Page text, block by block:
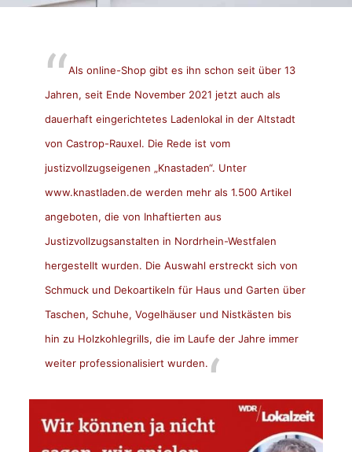
Als online-Shop gibt es ihn schon seit über 13
Jahren, seit Ende November 2021 jetzt auch als
dauerhaft eingerichtetes Ladenlokal in der Altstadt
von Castrop-Rauxel. Die Rede ist vom
justizvollzugseigenen „Knastaden“. Unter
www.knastladen.de werden mehr als 1.500 Artikel
angeboten, die von Inhaftierten aus
Justizvollzugsanstalten in Nordrhein-Westfalen
hergestellt wurden. Die Auswahl erstreckt sich von
Schmuck und Dekoartikeln für Haus und Garten über
Taschen, Schuhe, Vogelhäuser und Nistkästen bis
hin zu Holzkohlegrills, die im Laufe der Jahre immer
weiter professionalisiert wurden.